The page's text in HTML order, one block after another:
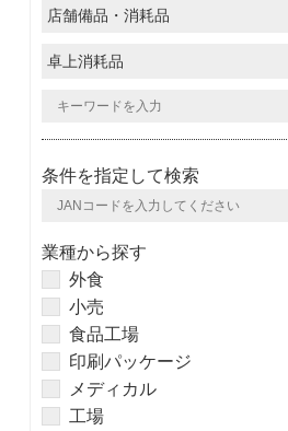
条件を指定して検索
業種から探す
外食
小売
食品工場
印刷パッケージ
メディカル
工場